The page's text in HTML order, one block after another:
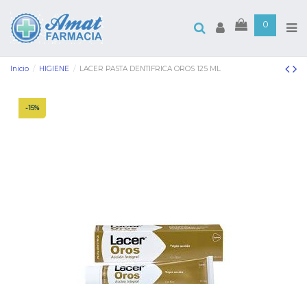
0
Inicio HIGIENE LACER PASTA DENTIFRICA OROS 125 ML
-15%